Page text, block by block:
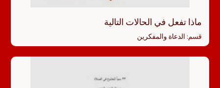
ماذا تفعل في الحالات التالية
قسم: الدعاة والمفكرين